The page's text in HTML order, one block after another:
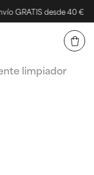
GRATIS desde 40 €
limpiador